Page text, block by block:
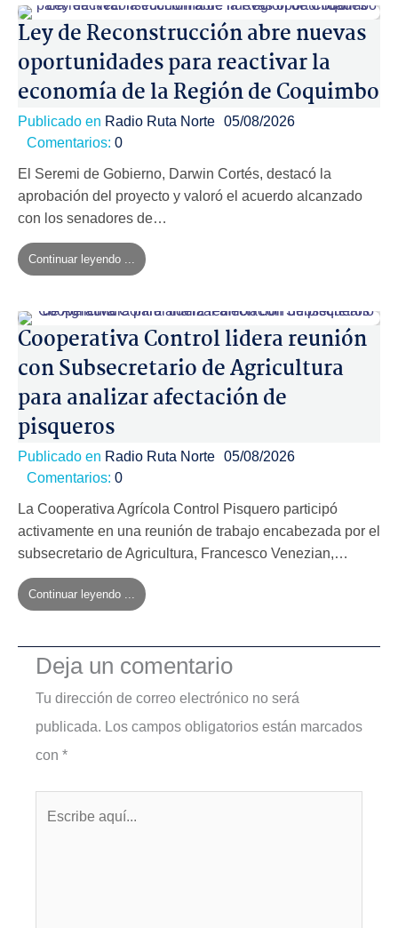
Ley de Reconstrucción abre nuevas
oportunidades para reactivar la
economía de la Región de Coquimbo
Publicado en Radio Ruta Norte 05/08/2026
Comentarios: 0
El Seremi de Gobierno, Darwin Cortés, destacó la
aprobación del proyecto y valoró el acuerdo alcanzado
con los senadores de…
Continuar leyendo ...
Cooperativa Control lidera reunión
con Subsecretario de Agricultura
para analizar afectación de
pisqueros
Publicado en Radio Ruta Norte 05/08/2026
Comentarios: 0
La Cooperativa Agrícola Control Pisquero participó
activamente en una reunión de trabajo encabezada por el
subsecretario de Agricultura, Francesco Venezian,…
Continuar leyendo ...
Deja un comentario
Tu dirección de correo electrónico no será
publicada. Los campos obligatorios están marcados
con *